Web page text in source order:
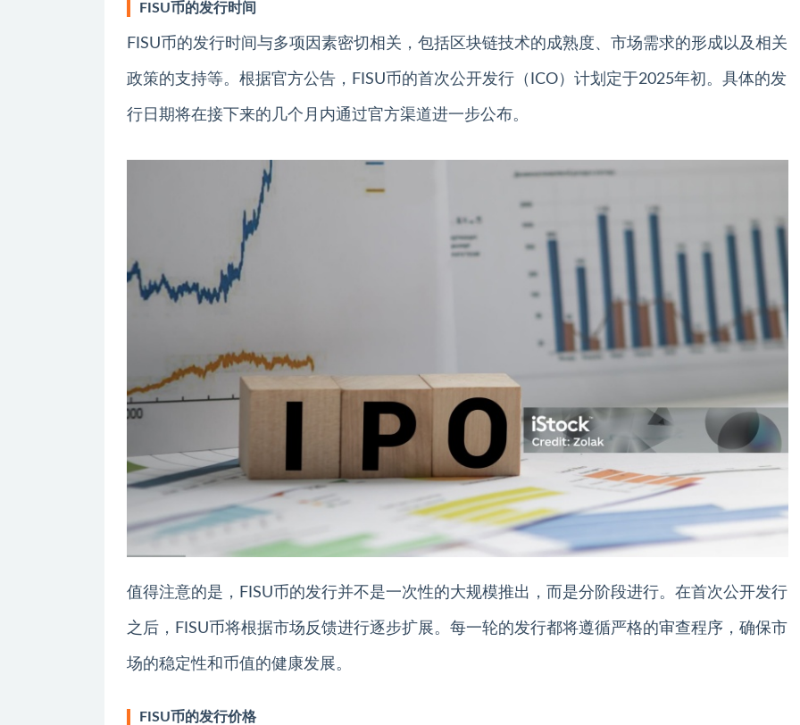
FISU币的发行时间
FISU币的发行时间与多项因素密切相关，包括区块链技术的成熟度、市场需求的形成以及相关
政策的支持等。根据官方公告，FISU币的首次公开发行（ICO）计划定于2025年初。具体的发
行日期将在接下来的几个月内通过官方渠道进一步公布。
值得注意的是，FISU币的发行并不是一次性的大规模推出，而是分阶段进行。在首次公开发行
之后，FISU币将根据市场反馈进行逐步扩展。每一轮的发行都将遵循严格的审查程序，确保市
场的稳定性和币值的健康发展。
FISU币的发行价格